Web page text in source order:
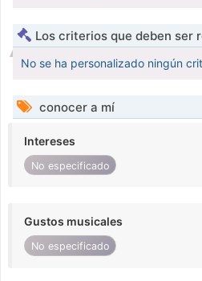
Los criterios que deben ser
No se ha personalizado ningún
conocer a mí
Intereses
No especificado
Gustos musicales
No especificado